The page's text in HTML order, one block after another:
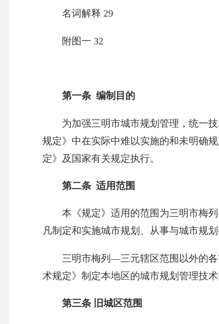
名词解释 29
附图一 32
第一条 编制目的
为加强三明市城市规划管理，统一技
规定》中在实际中难以实施的和未明确
定》及国家有关规定执行。
第二条 适用范围
本《规定》适用的范围为三明市梅列
凡制定和实施城市规划、从事与城市规
三明市梅列—三元辖区范围以外的各
术规定》制定本地区的城市规划管理技
第三条 旧城区范围